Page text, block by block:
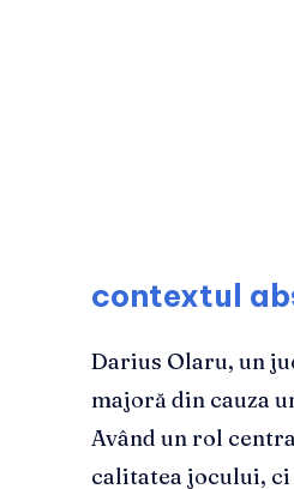
contextul
Darius Olaru, un
majoră din cauza
Având un rol
calitatea jocului,